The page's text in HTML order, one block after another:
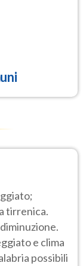
tirrenica.
e clima
possibili